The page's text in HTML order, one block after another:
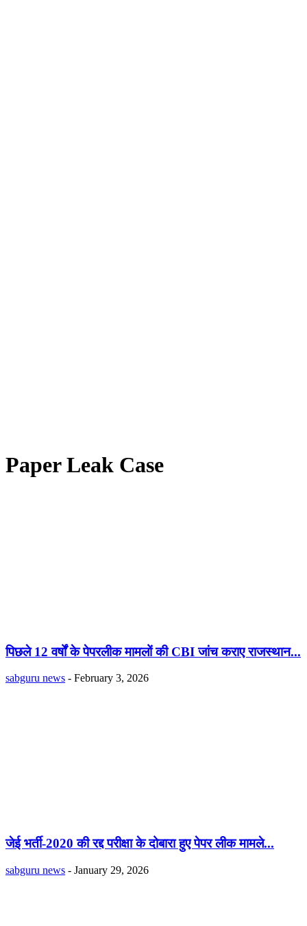
Paper Leak Case
पिछले 12 वर्षों के पेपरलीक मामलों की CBI जांच कराए राजस्थान...
sabguru news - February 3, 2026
जेई भर्ती-2020 की रद्द परीक्षा के दोबारा हुए पेपर लीक मामले...
sabguru news - January 29, 2026